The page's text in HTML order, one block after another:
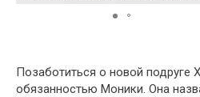
Позаботиться о новой подруге
обязанностью Моники. Она